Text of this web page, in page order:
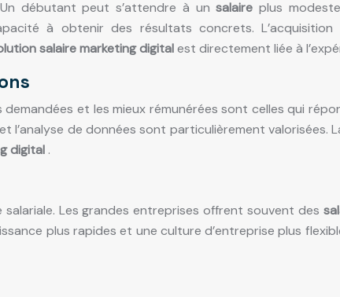
débutant peut s’attendre à unsalaireplus
à obtenir des résultats concrets.
salaire marketing digitalest directement liée à
et les mieux rémunérées sont celles qui
l’analyse de données sont particulièrement
digital .
Les grandes entreprises offrent souvent des
plus rapides et une culture d’entreprise plus